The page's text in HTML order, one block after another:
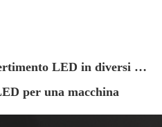
LED in diversi scenari
per una macchina